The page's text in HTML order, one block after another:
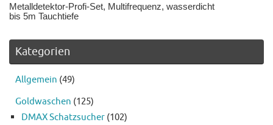
Metalldetektor-Profi-Set, Multifrequenz, wasserdicht
bis 5m Tauchtiefe
Kategorien
Allgemein (49)
Goldwaschen (125)
DMAX Schatzsucher (102)